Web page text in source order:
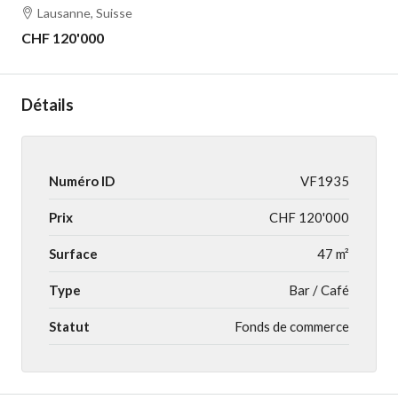
Lausanne, Suisse
CHF 120'000
Détails
Numéro ID VF1935
Prix CHF 120'000
Surface 47 m²
Type Bar / Café
Statut Fonds de commerce